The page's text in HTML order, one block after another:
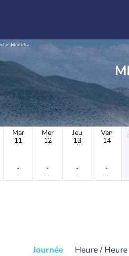
Menuha
Mar
11
-
-
Mer
12
-
-
Jeu
13
-
-
Ven
14
-
-
Journée Heure / Heure